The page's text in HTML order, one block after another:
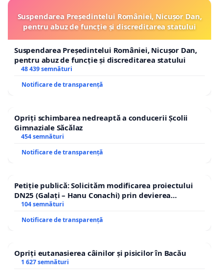
Suspendarea Președintelui României, Nicușor Dan,
pentru abuz de funcție și discreditarea statului
Suspendarea Președintelui României, Nicușor Dan,
pentru abuz de funcție și discreditarea statului
48 439 semnături
Notificare de transparență
Opriți schimbarea nedreaptă a conducerii Școlii
Gimnaziale Săcălaz
454 semnături
Notificare de transparență
Petiție publică: Solicităm modificarea proiectului
DN25 (Galați – Hanu Conachi) prin devierea
traseului în afara localităților!
104 semnături
Notificare de transparență
Opriți eutanasierea câinilor și pisicilor în Bacău
1 627 semnături